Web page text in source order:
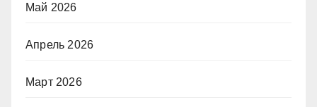
Май 2026
Апрель 2026
Март 2026